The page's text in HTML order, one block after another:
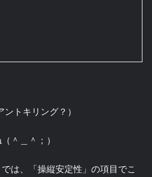
ントキリング？）
＾＿＾；）
は、「操縦安定性」の項目でこ